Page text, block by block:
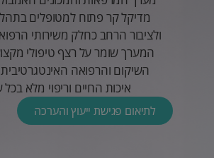
מדיקל קר פתוח למטופלים
ולציבור הרחב כחלק משירותי
המערך שומר על רצף טיפולי
השיקום והרפואה
איכות החיים וריפוי מלא
לתיאום פגישת ייעוץ והערכה
מתנצלים,